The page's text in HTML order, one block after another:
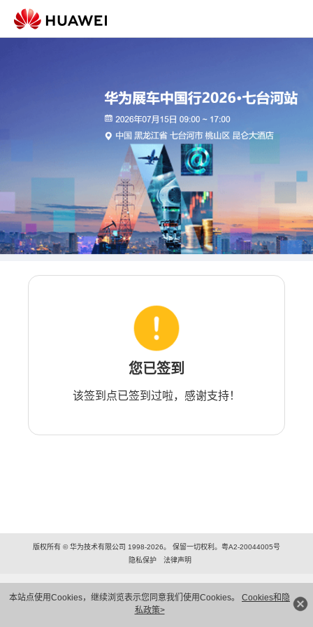
本站点使用Cookies，继续浏览表示您同意我们使用Cookies。 Cookies和隐
私政策>
您已签到
该签到点已签到过啦，感谢支持！
版权所有 © 华为技术有限公司 1998-2026。 保留一切权利。粤A2-20044005号
隐私保护
法律声明